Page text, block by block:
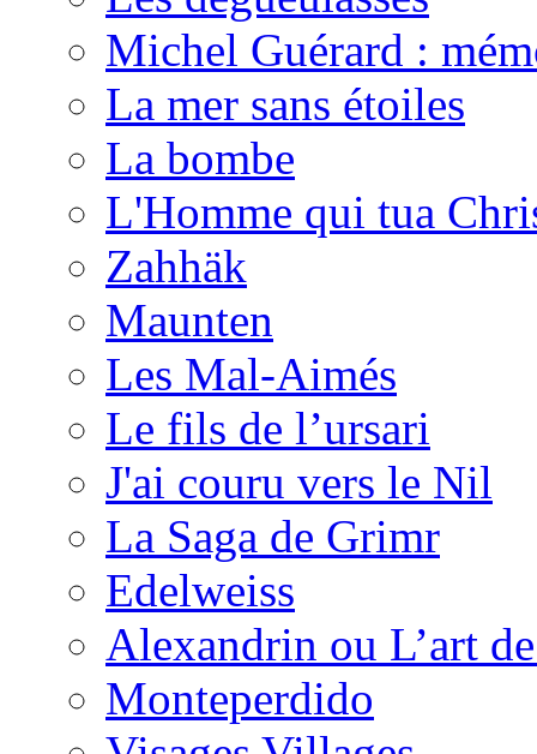
Michel Guérard :
La mer sans étoiles
La bombe
L'Homme qui tua
Zahhäk
Maunten
Les Mal-Aimés
Le fils de l’ursari
J'ai couru vers le Nil
La Saga de Grimr
Edelweiss
Alexandrin ou L’art
Monteperdido